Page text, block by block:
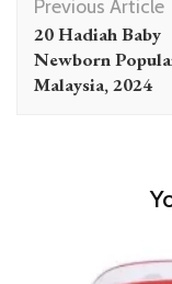
Navigation
Previous Article
20 Hadiah Baby
Newborn
Malaysia, 2024